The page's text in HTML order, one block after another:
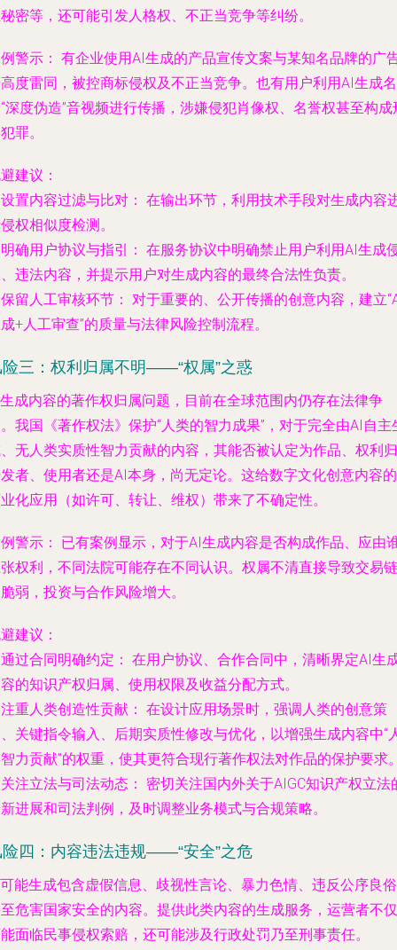
密等，还可能引发人格权、不正当竞争等纠纷。
警示： 有企业使用AI生成的产品宣传文案与某知名品牌的广
度雷同，被控商标侵权及不正当竞争。也有用户利用AI生成名
深度伪造”音视频进行传播，涉嫌侵犯肖像权、名誉权甚至构成
罪。
建议：
设置内容过滤与比对： 在输出环节，利用技术手段对生成内容
权相似度检测。
明确用户协议与指引： 在服务协议中明确禁止用户利用AI生成
违法内容，并提示用户对生成内容的最终合法性负责。
保留人工审核环节： 对于重要的、公开传播的创意内容，建立
+人工审查”的质量与法律风险控制流程。
险三：权利归属不明——“权属”之惑
成内容的著作权归属问题，目前在全球范围内仍存在法律争
我国《著作权法》保护“人类的智力成果”，对于完全由AI自主
无人类实质性智力贡献的内容，其能否被认定为作品、权利归
者、使用者还是AI本身，尚无定论。这给数字文化创意内容的
化应用（如许可、转让、维权）带来了不确定性。
警示：
已有案例显示，对于AI生成内容是否构成作品、应由
权利，不同法院可能存在不同认识。权属不清直接导致交易链
弱，投资与合作风险增大。
建议：
通过合同明确约定： 在用户协议、合作合同中，清晰界定AI生
的知识产权归属、使用权限及收益分配方式。
注重人类创造性贡献： 在设计应用场景时，强调人类的创意策
关键指令输入、后期实质性修改与优化，以增强生成内容中“
力贡献”的权重，使其更符合现行著作权法对作品的保护要求
关注立法与司法动态：
密切关注国内外关于AIGC知识产权立法
进展和司法判例，及时调整业务模式与合规策略。
险四：内容违法违规——“安全”之危
能生成包含虚假信息、歧视性言论、暴力色情、违反公序良俗
危害国家安全的内容。提供此类内容的生成服务，运营者不仅
面临民事侵权索赔，还可能涉及行政处罚乃至刑事责任。